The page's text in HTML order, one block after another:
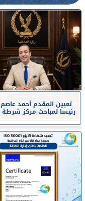
تعيين المقدم أحمد
رئيسا لمباحث مركز